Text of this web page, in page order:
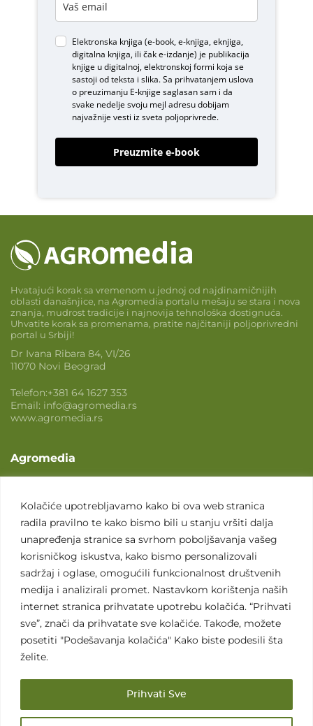
Kolačiće upotrebljavamo kako bi ova web stranica
radila pravilno te kako bismo bili u stanju vršiti dalja
unapređenja stranice sa svrhom poboljšavanja vašeg
korisničkog iskustva, kako bismo personalizovali
sadržaj i oglase, omogućili funkcionalnost društvenih
medija i analizirali promet. Nastavkom korištenja naših
internet stranica prihvatate upotrebu kolačića. “Prihvati
sve”, znači da prihvatate sve kolačiće. Takođe, možete
posetiti "Podešavanja kolačića" Kako biste podesili šta
želite.
Prihvati Sve
Elektronska knjiga (e-book, e-knjiga, eknjiga,
digitalna knjiga, ili čak e-izdanje) je publikacija
knjige u digitalnoj, elektronskoj formi koja se
sastoji od teksta i slika. Sa prihvatanjem uslova
o preuzimanju E-knjigesaglasan sam i da
svake nedelje svoju mejl adresu dobijam
najvažnije vesti iz sveta poljoprivrede.
Preuzmite e-book
Hvatajući korak sa vremenom u jednoj od najdinamičnijih
oblasti današnjice, na Agromedia portalu mešaju se stara i nova
znanja, mudrost tradicije i najnovija tehnološka dostignuća.
Uhvatite korak sa promenama, pratite najčitaniji poljoprivredni
portal u Srbiji!
Dr Ivana Ribara 84, VI/26
11070 Novi Beograd
Telefon:+381 64 1627 353
Email: info@agromedia.rs
www.agromedia.rs
Agromedia
Svet poljoprivrede
Marketing usluge
Tražimo saradnike
Kontakt
Kontakt
Sva prava zadržana. 2007 - 2026. © Agromedia d.o.o.